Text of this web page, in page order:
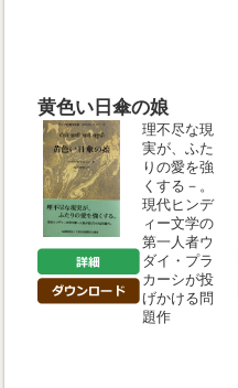
黄色い日傘の娘
理不尽な現
実が、ふた
りの愛を強
くする－。
現代ヒンデ
ィー文学の
第一人者ウ
ダイ・プラ
カーシが投
げかける問
題作